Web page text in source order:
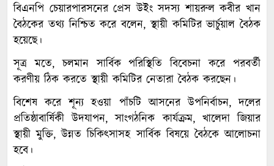
বিএনপি চেয়ারপারসনের প্রেস উইং সদস্য শায়রুল কবীর খান
বৈঠকের তথ্য নিশ্চিত করে বলেন, স্থায়ী কমিটির ভার্চুয়াল বৈঠক
হয়েছে।
সূত্র মতে, চলমান সার্বিক পরিস্থিতি বিবেচনা করে পরবর্তী
করণীয় ঠিক করতে স্থায়ী কমিটির নেতারা বৈঠক করছেন।
বিশেষ করে শূন্য হওয়া পাঁচটি আসনের উপনির্বাচন, দলের
প্রতিষ্ঠাবার্ষিকী উদযাপন, সাংগঠনিক কার্যক্রম, খালেদা জিয়ার
স্থায়ী মুক্তি, উন্নত চিকিৎসাসহ সার্বিক বিষয়ে বৈঠকে আলোচনা
হবে।